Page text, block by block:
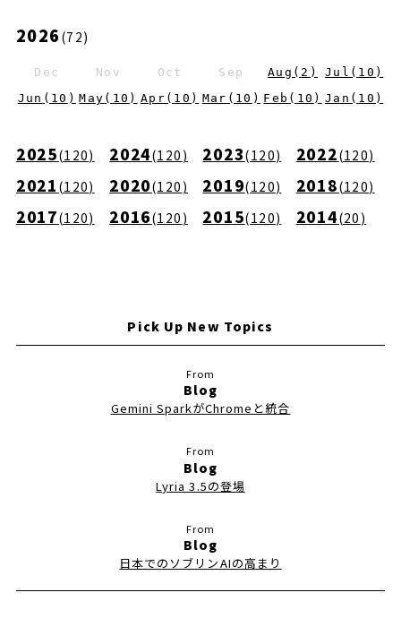
2026 (72)
Dec Nov Oct Sep Aug ( 2 ) Jul ( 10 )
Jun ( 10 ) May ( 10 ) Apr ( 10 ) Mar ( 10 ) Feb ( 10 ) Jan ( 10 )
2025(120) 2024(120 ) 2023(120) 2022(120)
2021 (120) 2020(120 ) 2019(120) 2018(120)
2017(120) 2016(120 ) 2015(120) 2014(20 )
Pick Up New Topics
Blog
Gemini SparkがChromeと統合
Blog
Lyria 3.5の登場
Blog
日本でのソブリンAIの高まり